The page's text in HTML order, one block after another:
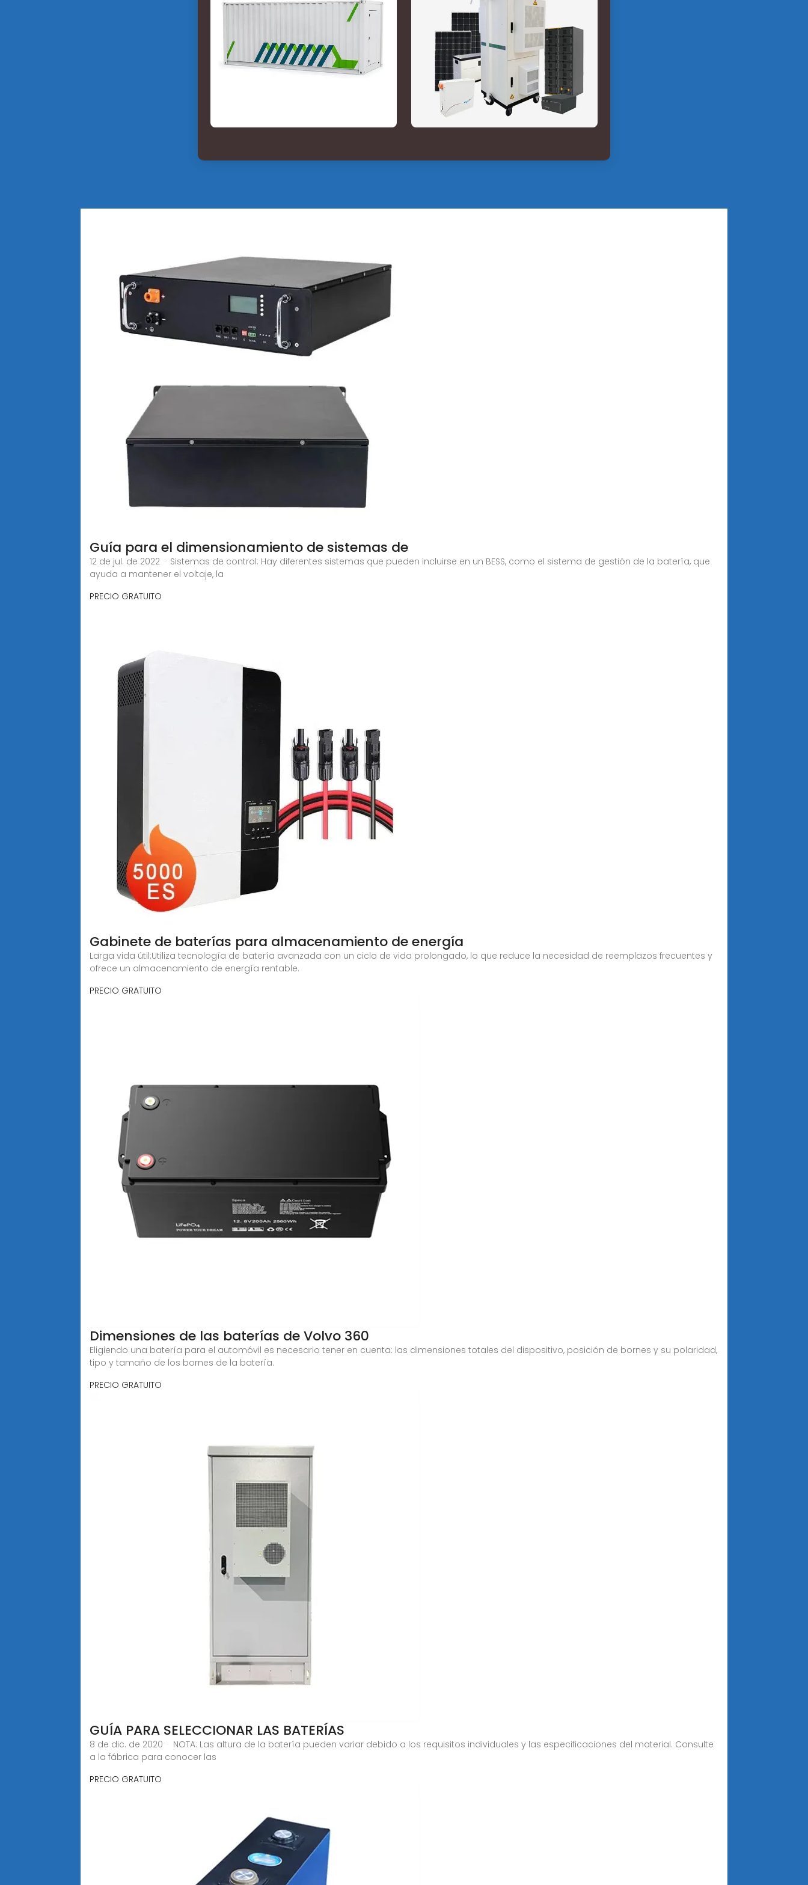
Guía para el dimensionamiento de sistemas de
12 de jul. de 2022 · Sistemas de control: Hay diferentes sistemas que pueden incluirse en un BESS, como el sistema de gestión de la batería, que
ayuda a mantener el voltaje, la
PRECIO GRATUITO
Gabinete de baterías para almacenamiento de energía
Larga vida útil:Utiliza tecnología de batería avanzada con un ciclo de vida prolongado, lo que reduce la necesidad de reemplazos frecuentes y
ofrece un almacenamiento de energía rentable.
PRECIO GRATUITO
Dimensiones de las baterías de Volvo 360
Eligiendo una batería para el automóvil es necesario tener en cuenta: las dimensiones totales del dispositivo, posición de bornes y su polaridad,
tipo y tamaño de los bornes de la batería.
PRECIO GRATUITO
GUÍA PARA SELECCIONAR LAS BATERÍAS
8 de dic. de 2020 · NOTA: Las altura de la batería pueden variar debido a los requisitos individuales y las especificaciones del material. Consulte
a la fábrica para conocer las
PRECIO GRATUITO